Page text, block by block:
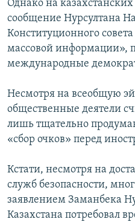
Однако на
сообщение Нурсултана
Конституционного
массовой информации»,
международные
Несмотря на всеобщую
общественные деятели
лишь тщательно
«сбор очков» перед
Кстати, несмотря на
служб безопасности,
заявлением Заманбека
Казахстана потребовал